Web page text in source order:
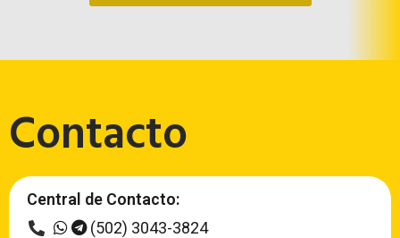
Contacto
Central de Contacto:
(502) 3043-3824